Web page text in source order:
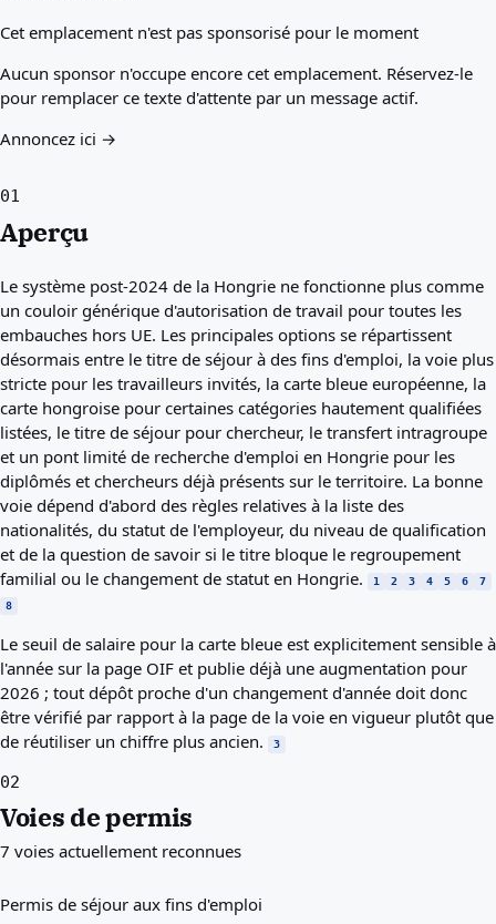
Cet emplacement n'est pas sponsorisé pour le moment
Aucun sponsor n'occupe encore cet emplacement. Réservez-le
pour remplacer ce texte d'attente par un message actif.
Annoncez ici →
01
Aperçu
Le système post-2024 de la Hongrie ne fonctionne plus comme
un couloir générique d'autorisation de travail pour toutes les
embauches hors UE. Les principales options se répartissent
désormais entre le titre de séjour à des fins d'emploi, la voie plus
stricte pour les travailleurs invités, la carte bleue européenne, la
carte hongroise pour certaines catégories hautement qualifiées
listées, le titre de séjour pour chercheur, le transfert intragroupe
et un pont limité de recherche d'emploi en Hongrie pour les
diplômés et chercheurs déjà présents sur le territoire. La bonne
voie dépend d'abord des règles relatives à la liste des
nationalités, du statut de l'employeur, du niveau de qualification
et de la question de savoir si le titre bloque le regroupement
familial ou le changement de statut en Hongrie.
1 2 3 4 5 6
7
8
Le seuil de salaire pour la carte bleue est explicitement sensible à
l'année sur la page OIF et publie déjà une augmentation pour
2026 ; tout dépôt proche d'un changement d'année doit donc
être vérifié par rapport à la page de la voie en vigueur plutôt que
de réutiliser un chiffre plus ancien.
3
02
Voies de permis
7 voies actuellement reconnues
Permis de séjour aux fins d'emploi